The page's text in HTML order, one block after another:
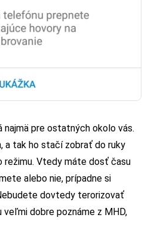
najmä pre ostatných okolo vás.
a tak ho stačí zobrať do ruky
režimu. Vtedy máte dosť času
alebo nie, prípadne si
dovtedy terorizovať
dobre poznáme z MHD,